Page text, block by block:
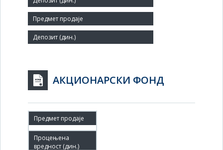
175
Заступник:
АКЦИОНАРСКИ ФОНД
08.04.2026
08.05.2026